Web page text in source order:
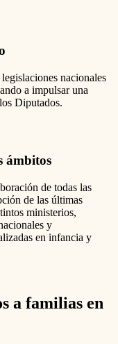
nacionales
a impulsar una
Diputados.
ámbitos
de todas las
de las últimas
ministerios,
y
en infancia y
a familias en